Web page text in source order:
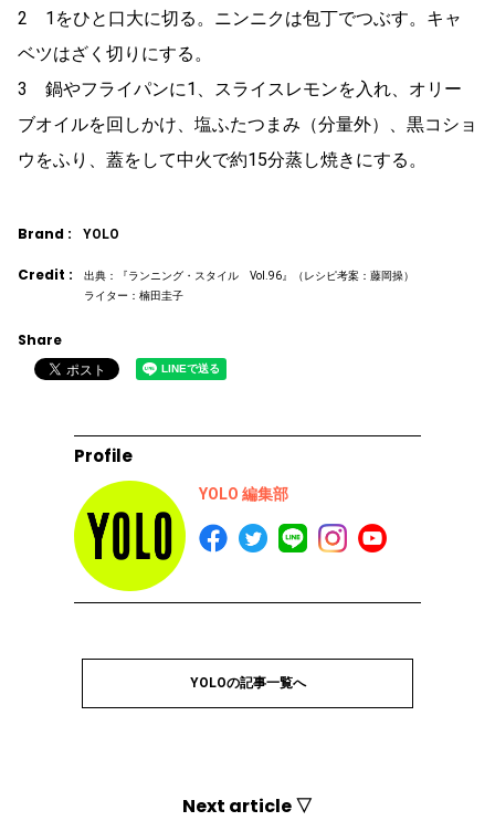
2 1をひと口大に切る。ニンニクは包丁でつぶす。キャ
ベツはざく切りにする。
3 鍋やフライパンに1、スライスレモンを入れ、オリー
ブオイルを回しかけ、塩ふたつまみ（分量外）、黒コショ
ウをふり、蓋をして中火で約15分蒸し焼きにする。
Brand : YOLO
Credit :
出典：『ランニング・スタイル Vol.96』（レシピ考案：藤岡操）
ライター：楠田圭子
Share
Profile
YOLO 編集部
YOLOの記事一覧へ
Next article ▽